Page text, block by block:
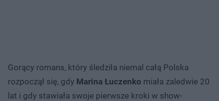
Gorący romans, który śledziła niemal całą Polska
rozpoczął się, gdy Marina Łuczenko miała zaledwie 20
lat i gdy stawiała swoje pierwsze kroki w show-